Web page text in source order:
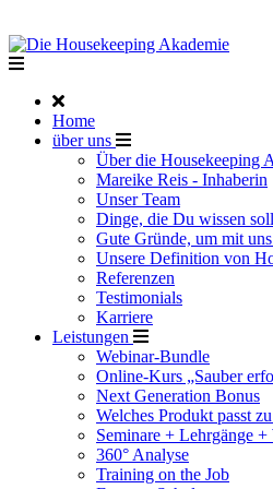
Home
über uns
Über die Housekeeping
Mareike Reis - Inhaberin
Unser Team
Dinge, die Du wissen
Gute Gründe, um mit
Unsere Definition von
Referenzen
Testimonials
Karriere
Leistungen
Webinar-Bundle
Online-Kurs „Sauber
Next Generation Bonus
Welches Produkt passt
Seminare + Lehrgänge
360° Analyse
Training on the Job